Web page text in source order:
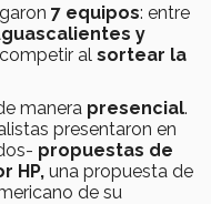
7 equipos: entre
y
al sortear la
manera presencial.
presentaron en
propuestas de
HP, una propuesta de
de su